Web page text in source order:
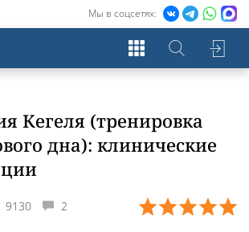
Мы в соцсетях:
Кегеля (тренировка
дна): клинические
9130 2